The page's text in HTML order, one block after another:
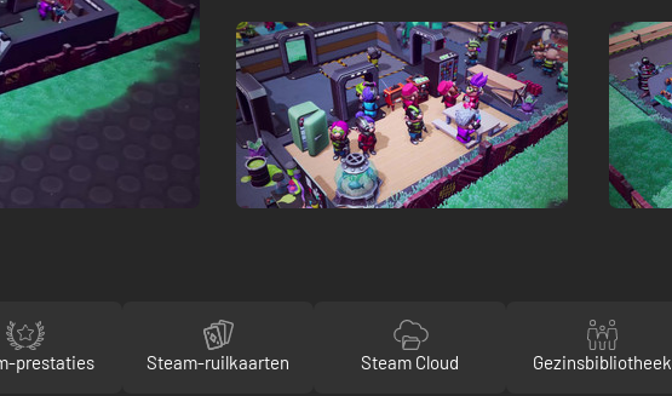
prestaties Steam-ruilkaarten Steam Cloud Gezinsbibliotheek